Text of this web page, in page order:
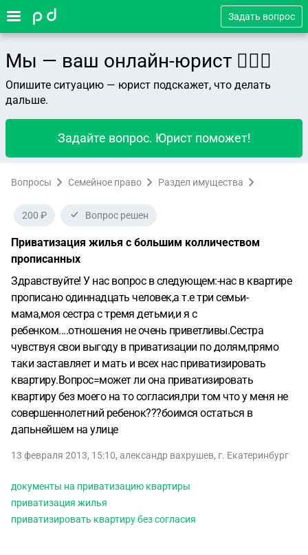
Задать вопрос
Мы — ваш онлайн-юрист 👨🏻‍⚖️
Опишите ситуацию — юрист подскажет, что делать
дальше.
Задайте вопрос. Юрист поможет!
Вопросы Семейное право Раздел имущества
200 ₽ Вопрос решен
Приватизация жилья с большим колличеством
прописанных
Здравствуйте! У нас вопрос в следующем:-нас в квартире
прописано одиннадцать человек,а т.е три семьи-
мама,моя сестра с тремя детьми,и я с
ребенком....отношения не очень приветливы.Сестра
чувствуя свои выгоду в приватизации по долям,прямо
таки заставляет и мать и всех нас приватизировать
квартиру.Вопрос=может ли она приватизировать
квартиру без моего на то согласия,при том что у меня не
совершеннолетний ребенок???боимся остаться в
дапьнейшем на улице
13 февраля 2013, 15:10, александр вахрушев, г. Екатеринбург
документы на приватизацию квартиры
приватизация жилья
приватизировать квартиру без согласия